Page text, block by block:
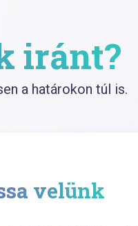
iránt?
a határokon túl is.
velünk